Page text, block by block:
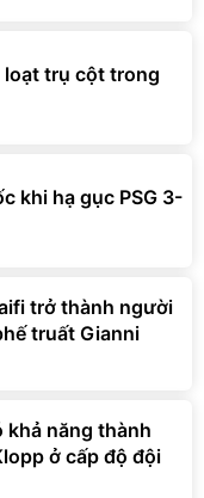
loạt trụ cột trong
khi hạ gục PSG 3-
trở thành người
truất Gianni
khả năng thành
ở cấp độ đội